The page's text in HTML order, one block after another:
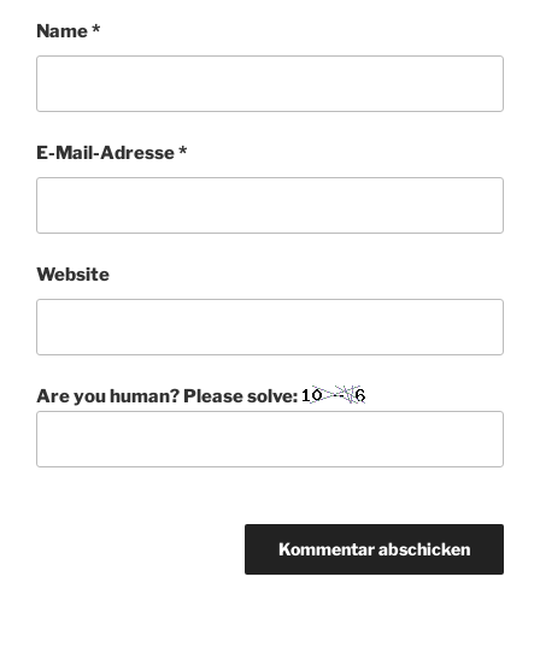
Name*
E-Mail-Adresse*
Website
Are you human? Please solve: